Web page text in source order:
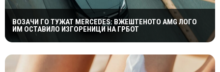
ВОЗАЧИ ГО ТУЖАТ MERCEDES: ВЖЕШТЕНОТО AMG ЛОГО
ИМ ОСТАВИЛО ИЗГОРЕНИЦИ НА ГРБОТ